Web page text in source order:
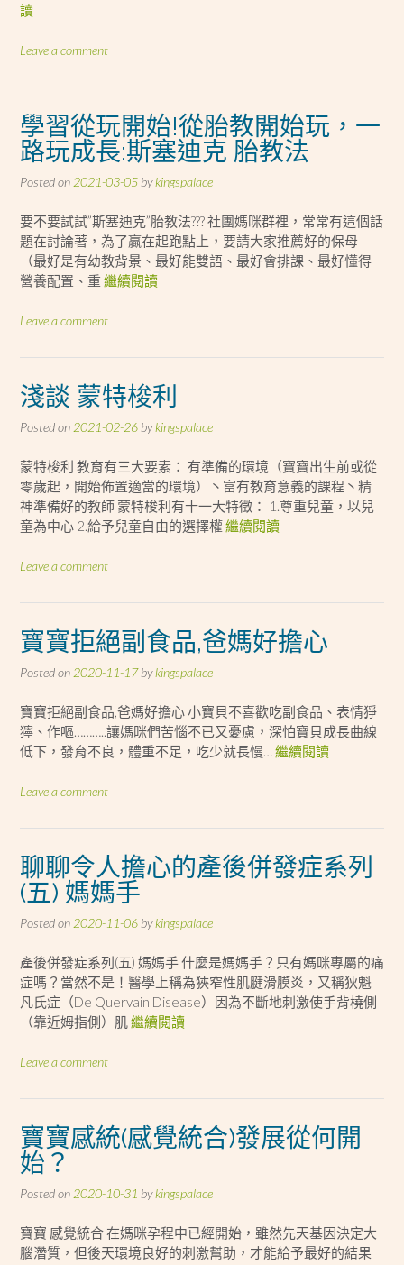
讀
Leave a comment
學習從玩開始!從胎教開始玩，一
路玩成長:斯塞迪克 胎教法
Posted on 2021-03-05 bykingspalace
要不要試試”斯塞迪克”胎教法??? 社團媽咪群裡，常常有這個話
題在討論著，為了贏在起跑點上，要請大家推薦好的保母
（最好是有幼教背景、最好能雙語、最好會排課、最好懂得
營養配置、重繼續閱讀
Leave a comment
淺談 蒙特梭利
Posted on 2021-02-26 bykingspalace
蒙特梭利 教育有三大要素： 有準備的環境（寶寶出生前或從
零歲起，開始佈置適當的環境）丶富有教育意義的課程丶精
神準備好的教師 蒙特梭利有十一大特徵： 1.尊重兒童，以兒
童為中心 2.給予兒童自由的選擇權繼續閱讀
Leave a comment
寶寶拒絕副食品,爸媽好擔心
Posted on 2020-11-17bykingspalace
寶寶拒絕副食品,爸媽好擔心 小寶貝不喜歡吃副食品、表情猙
獰、作嘔………..讓媽咪們苦惱不已又憂慮，深怕寶貝成長曲線
低下，發育不良，體重不足，吃少就長慢… 繼續閱讀
Leave a comment
聊聊令人擔心的產後併發症系列
(五) 媽媽手
Posted on 2020-11-06 bykingspalace
產後併發症系列(五) 媽媽手 什麼是媽媽手？只有媽咪專屬的痛
症嗎？當然不是！醫學上稱為狹窄性肌腱滑膜炎，又稱狄魁
凡氏症（De Quervain Disease）因為不斷地刺激使手背橈側
（靠近姆指側）肌繼續閱讀
Leave a comment
寶寶感統(感覺統合)發展從何開
始？
Posted on 2020-10-31 bykingspalace
寶寶 感覺統合 在媽咪孕程中已經開始，雖然先天基因決定大
腦濳質，但後天環境良好的刺激幫助，才能給予最好的結果